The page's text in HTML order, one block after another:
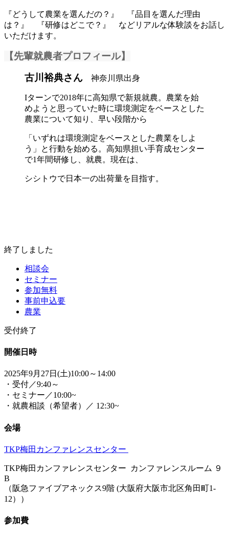
『どうして農業を選んだの？』 『品目を選んだ理由
は？』 『研修はどこで？』 などリアルな体験談をお話し
いただけます。
【先輩就農者プロフィール】
古川裕典さん 神奈川県出身
Iターンで2018年に高知県で新規就農。農業を始
めようと思っていた時に環境測定をベースとした
農業について知り、早い段階から
「いずれは環境測定をベースとした農業をしよ
う」と行動を始める。高知県担い手育成センター
で1年間研修し、就農。現在は、
シシトウで日本一の出荷量を目指す。
終了しました
相談会
セミナー
参加無料
事前申込要
農業
受付終了
開催日時
2025年9月27日(土)10:00～14:00
・受付／9:40～
・セミナー／10:00~
・就農相談（希望者）／ 12:30~
会場
TKP梅田カンファレンスセンター
TKP梅田カンファレンスセンター カンファレンスルーム ９
B
（阪急ファイブアネックス9階 (大阪府大阪市北区角田町1-
12））
参加費